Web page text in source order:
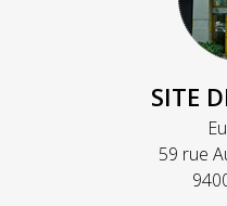
SITE
59 rue